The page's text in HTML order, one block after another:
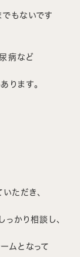
もないです
病など
ります。
ただき、
かり相談し、
ムとなって